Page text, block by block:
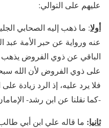
عليهم على التوالي:
أولا: ما ذهب إليه الصحابي
عنه ورواية عن حبر الأمة عبد
الباقي عن ذوي الفروض يذهب
على ذوي الفروض لأن الله
فلا يرد عليه، إذ الرد زيادة
-كما نقلنا عن ابن رشد-
ثانيا: ما قاله علي ابن أبي